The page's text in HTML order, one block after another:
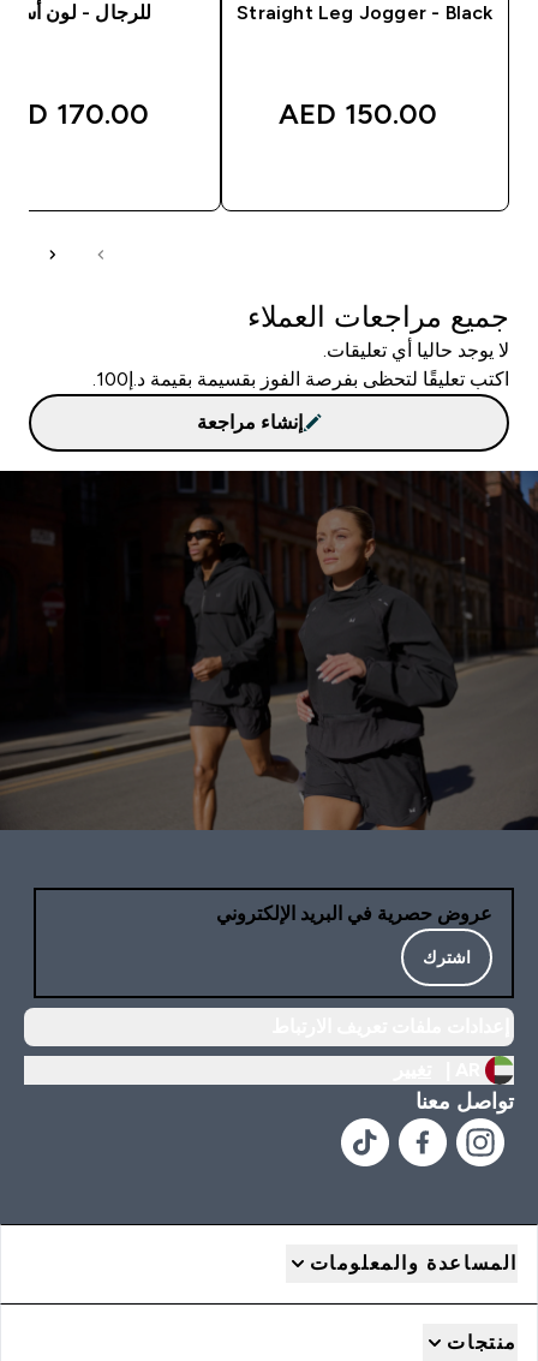
Straight Leg Jogger - Black
150.00 AED‎
للرجال - لون أسود
170.00 AED‎
جميع مراجعات العملاء
لا يوجد حاليا أي تعليقات.
اكتب تعليقًا لتحظى بفرصة الفوز بقسيمة بقيمة د.إ100.
إنشاء مراجعة
عروض حصرية في البريد الإلكتروني
اشترك
تواصل معنا
المساعدة والمعلومات
منتجات